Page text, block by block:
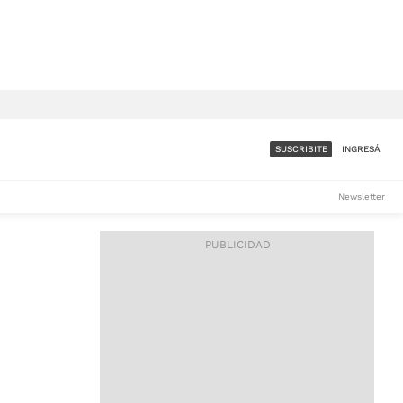
ACCESO FULL - $1.800/MES
SUSCRIBITE INGRESÁ
Newsletter